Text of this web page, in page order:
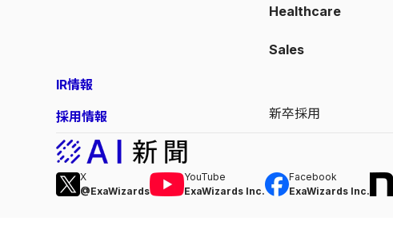
Healthcare
Sales
IR情報
採用情報
新卒採用
X
@ExaWizards
YouTube
ExaWizards Inc.
Facebook
ExaWizards Inc.